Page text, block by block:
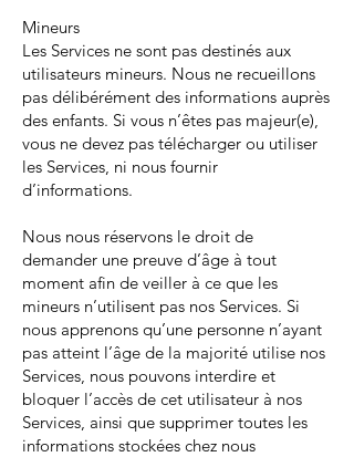
Mineurs
Les Services ne sont pas destinés aux
utilisateurs mineurs. Nous ne recueillons
pas délibérément des informations auprès
des enfants. Si vous n’êtes pas majeur(e),
vous ne devez pas télécharger ou utiliser
les Services, ni nous fournir
d’informations.
Nous nous réservons le droit de
demander une preuve d’âge à tout
moment afin de veiller à ce que les
mineurs n’utilisent pas nos Services. Si
nous apprenons qu’une personne n’ayant
pas atteint l’âge de la majorité utilise nos
Services, nous pouvons interdire et
bloquer l’accès de cet utilisateur à nos
Services, ainsi que supprimer toutes les
informations stockées chez nous